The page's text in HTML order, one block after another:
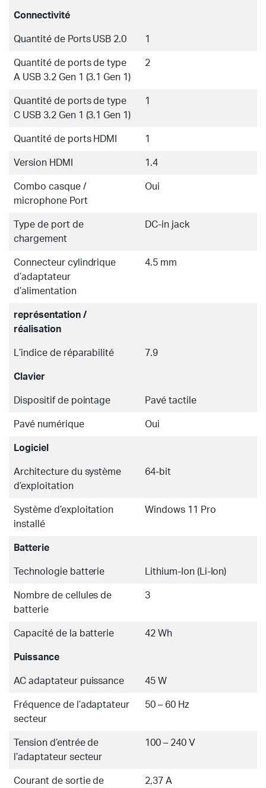
Connectivité
Quantité de Ports USB 2.0 1
Quantité de ports de type
A USB 3.2 Gen 1 (3.1 Gen 1)
2
Quantité de ports de type
C USB 3.2 Gen 1 (3.1 Gen 1)
1
Quantité de ports HDMI 1
Version HDMI 1.4
Combo casque /
microphone Port
Oui
Type de port de
chargement
DC-in jack
Connecteur cylindrique
d’adaptateur
d’alimentation
4.5 mm
représentation /
réalisation
L’indice de réparabilité 7.9
Clavier
Dispositif de pointage Pavé tactile
Pavé numérique Oui
Logiciel
Architecture du système
d’exploitation
64-bit
Système d’exploitation
installé
Windows 11 Pro
Batterie
Technologie batterie Lithium-Ion (Li-Ion)
Nombre de cellules de
batterie
3
Capacité de la batterie 42 Wh
Puissance
AC adaptateur puissance 45 W
Fréquence de l’adaptateur
secteur
50 – 60 Hz
Tension d’entrée de
l’adaptateur secteur
100 – 240 V
Courant de sortie de 2,37 A